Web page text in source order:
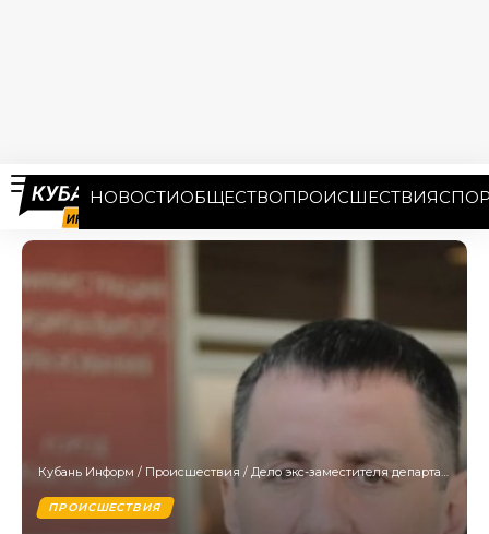
НОВОСТИОБЩЕСТВОПРОИСШЕСТВИЯ
Кубань Информ / Происшествия / Дело экс-заместителя департамента строительства Кубани Мавриди вернули на пересмотр
ПРОИСШЕСТВИЯ